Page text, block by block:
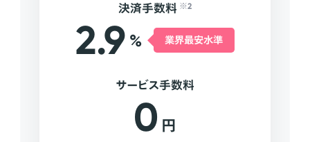
決済手数料 ※2
2.9 % 業界最安水準
サービス手数料
0 円